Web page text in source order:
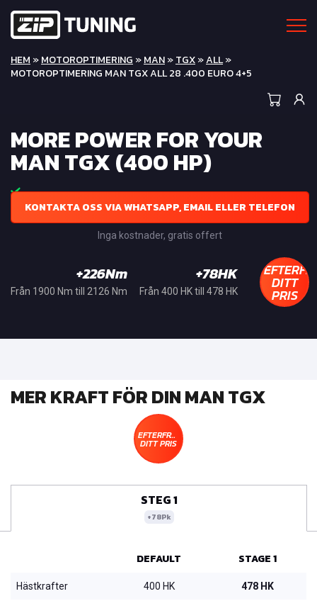
HEM »MOTOROPTIMERING »MAN»TGX»ALL»
MOTOROPTIMERING MAN TGX ALL 28 .400 EURO 4+5
MORE POWER FOR YOUR
MAN TGX (400 HP)
KONTAKTA OSS VIA WHATSAPP, EMAIL ELLER TELEFON
Inga kostnader, gratis offert
+226Nm
Från 1900 Nm till 2126 Nm
+78HK
Från 400 HK till 478 HK DITT
PRIS
MER KRAFT FÖR DIN MAN TGX
EFTERFRÅGA
DITT PRIS
STEG 1
+78Pk
DEFAULT STAGE 1
Hästkrafter 400 HK 478 HK